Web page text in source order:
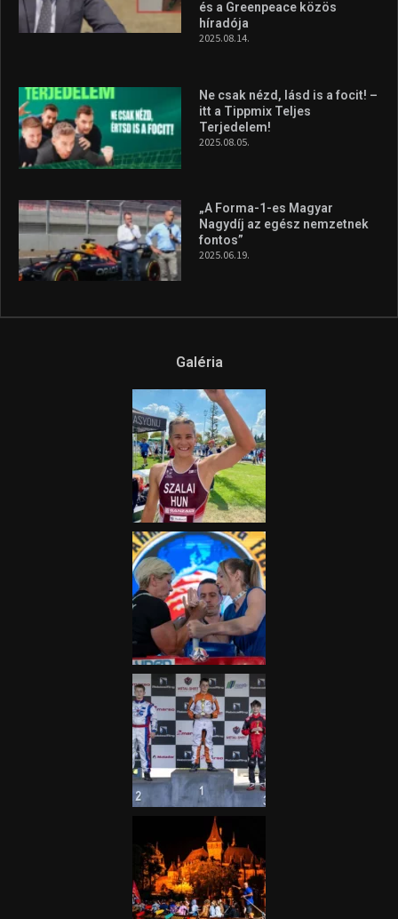
és a Greenpeace közös
híradója
2025.08.14.
Ne csak nézd, lásd is a focit! –
itt a Tippmix Teljes
Terjedelem!
2025.08.05.
„A Forma-1-es Magyar
Nagydíj az egész nemzetnek
fontos”
2025.06.19.
Galéria